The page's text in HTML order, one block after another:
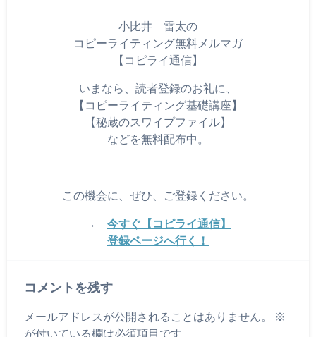
小比井 雷太の
コピーライティング無料メルマガ
【コピライ通信】
いまなら、読者登録のお礼に、
【コピーライティング基礎講座】
【秘蔵のスワイプファイル】
などを無料配布中。
この機会に、ぜひ、ご登録ください。
→ 今すぐ【コピライ通信】
登録ページへ行く！
コメントを残す
メールアドレスが公開されることはありません。
※
が付いている欄は必須項目です